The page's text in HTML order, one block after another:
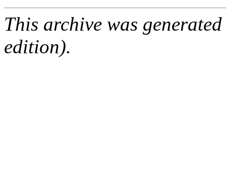
This archive was
edition).